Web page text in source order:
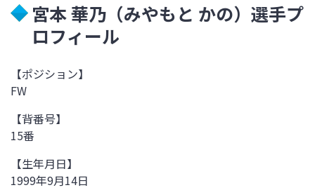
宮本 華乃（みやもと かの）選手プ
ロフィール
【ポジション】
FW
【背番号】
15番
【生年月日】
1999年9月14日